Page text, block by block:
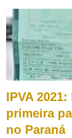
IPVA
primeira
no Paraná